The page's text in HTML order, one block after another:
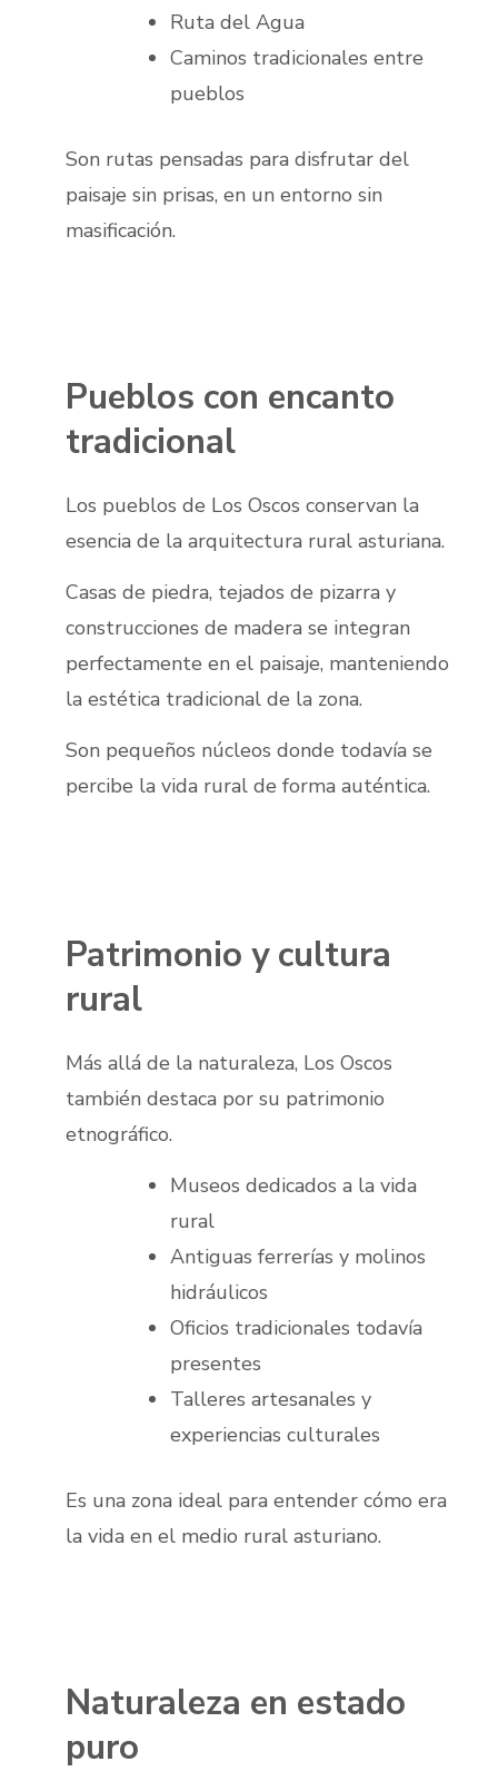
Ruta del Agua
Caminos tradicionales entre
pueblos
Son rutas pensadas para disfrutar del
paisaje sin prisas, en un entorno sin
masificación.
Pueblos con encanto
tradicional
Los pueblos de Los Oscos conservan la
esencia de la arquitectura rural asturiana.
Casas de piedra, tejados de pizarra y
construcciones de madera se integran
perfectamente en el paisaje, manteniendo
la estética tradicional de la zona.
Son pequeños núcleos donde todavía se
percibe la vida rural de forma auténtica.
Patrimonio y cultura
rural
Más allá de la naturaleza, Los Oscos
también destaca por su patrimonio
etnográfico.
Museos dedicados a la vida
rural
Antiguas ferrerías y molinos
hidráulicos
Oficios tradicionales todavía
presentes
Talleres artesanales y
experiencias culturales
Es una zona ideal para entender cómo era
la vida en el medio rural asturiano.
Naturaleza en estado
puro